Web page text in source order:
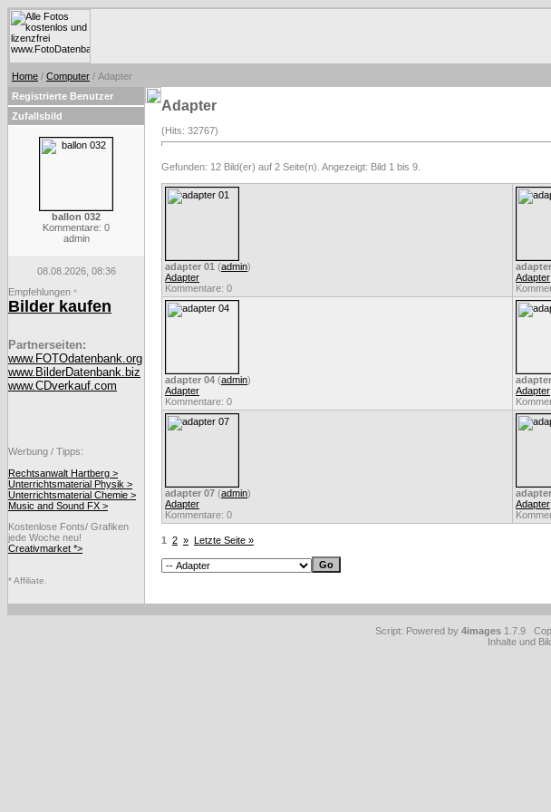
Home / Computer / Adapter
Registrierte Benutzer
Zufallsbild
ballon 032
Kommentare: 0
admin
08.08.2026, 08:36
Empfehlungen *
Bilder kaufen
Partnerseiten:
www.FOTOdatenbank.org
www.BilderDatenbank.biz
www.CDverkauf.com
Werbung / Tipps:
Rechtsanwalt Hartberg >
Unterrichtsmaterial Physik >
Unterrichtsmaterial Chemie >
Music and Sound FX >
Kostenlose Fonts/ Grafiken
jede Woche neu!
Creativmarket *>
* Affiliate.
Adapter
(Hits: 32767)
Gefunden: 12 Bild(er) auf 2 Seite(n). Angezeigt: Bild 1 bis 9.
adapter 01 (admin)
Adapter
Kommentare: 0
Adapter
adapter 04 (admin)
Adapter
Kommentare: 0
Adapter
adapter 07 (admin)
Adapter
Kommentare: 0
Adapter
1 2 » Letzte Seite »
Script: Powered by 4images 1.7.9
Inhalte und